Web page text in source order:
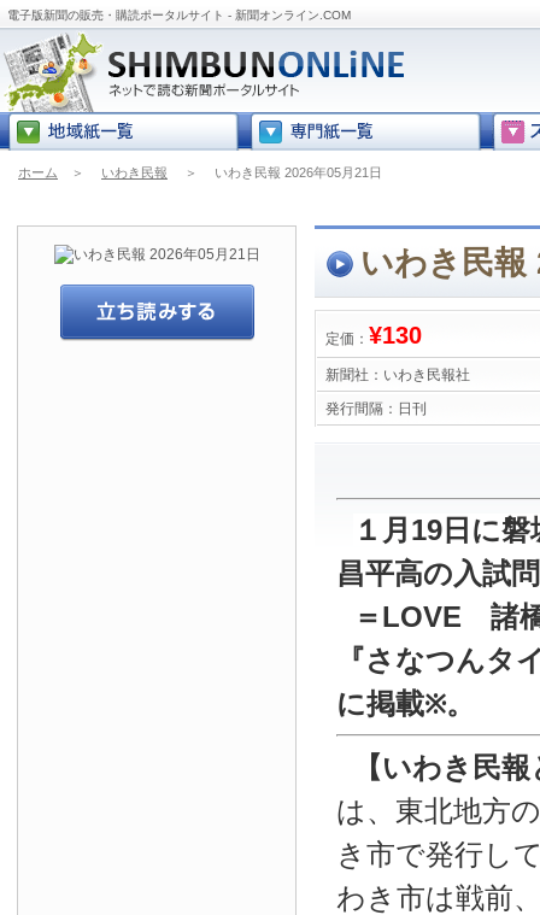
電子版新聞の販売・購読ポータルサイト - 新聞オンライン.COM
ホーム ＞ いわき民報 ＞ いわき民報 2026年05月21日
いわき民報
定価： ¥130
新聞社： いわき民報社
発行間隔： 日刊
１月19日に
昌平高の入試
＝LOVE 諸
『さなつんタ
に掲載※。
【いわき民
は、東北地方
き市で発行し
わき市は戦前